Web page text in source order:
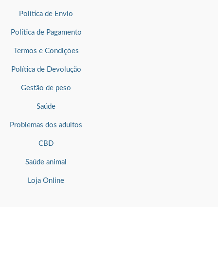
Política de Envio
Política de Pagamento
Termos e Condições
Política de Devolução
Gestão de peso
Saúde
Problemas dos adultos
CBD
Saúde animal
Loja Online